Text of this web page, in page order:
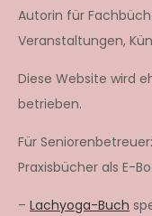
Autorin für
Veranstaltungen,
Diese Website wird
betrieben.
Für
Praxisbücher als E-
– Lachyoga-Buch